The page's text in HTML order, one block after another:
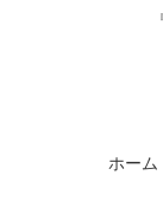
ホーム